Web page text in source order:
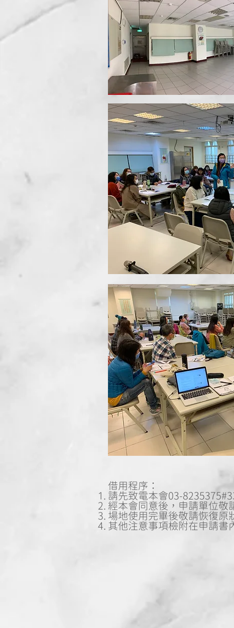
借用程序：
請先致電本會03-
經本會同意後，申請單位敬
場地使用完畢後敬請恢復原
其他注意事項檢附在申請書